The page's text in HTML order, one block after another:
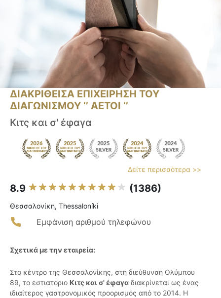
ΔΙΑΚΡΙΘΕΙΣΑ ΕΠΙΧΕΙΡΗΣΗ ΤΟΥ
ΔΙΑΓΩΝΙΣΜΟΥ ‘’ ΑΕΤΟΙ ‘’
Κιτς και σ' έφαγα
Δείτε περισσότερα >>
8.9 (1386)
Θεσσαλονίκη, Thessaloníki
Εμφάνιση αριθμού τηλεφώνου
Σχετικά με την εταιρεία:
Στο κέντρο της Θεσσαλονίκης, στη διεύθυνση Ολύμπου
89, το εστιατόριο Κιτς και σ' έφαγα διακρίνεται ως ένας
ιδιαίτερος γαστρονομικός προορισμός από το 2014. Η